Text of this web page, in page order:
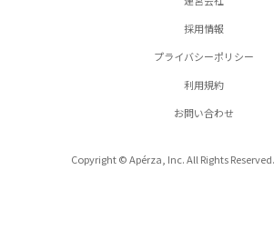
採用情報
プライバシーポリシー
利用規約
お問い合わせ
Copyright © Apérza, Inc. All Rights